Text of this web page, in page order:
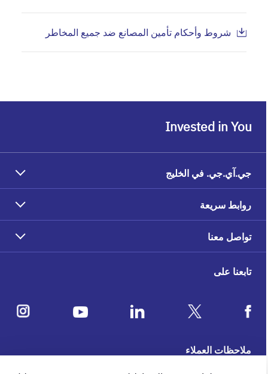
شروط وأحكام تأمين المصانع ضد جميع المخاطر
تابعنا على
ملاحظات العملاء
Invested in You
جي.آي.جي. في الخليج
روابط سريعة
تواصل معنا